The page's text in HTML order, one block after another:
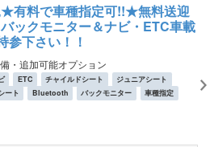
★有料で車種指定可!!★無料送迎
ックモニター＆ナビ・ETC車載
参下さい！！
・追加可能オプション
ETC チャイルドシート
ジュニアシート
ート
Bluetooth バックモニター 車種指定